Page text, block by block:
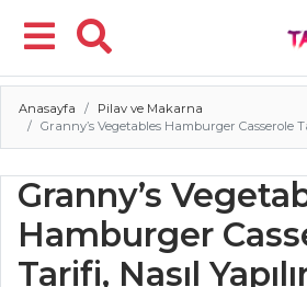
Menü
Anasayfa
Pilav ve Makarna
Granny’s Vegetables Hamburger Casserole
Granny’s
Hamburger
Tarifi, Nasıl